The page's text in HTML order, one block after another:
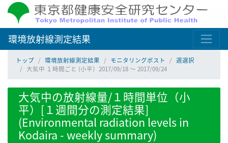
環境放射線測定結果
トップ 環境放射線測定結果 モニタリングポスト
週選択
大気中 １時間ごと (小平）2017/09/18 ～ 2017/09/24
大気中の放射線量/１時間単位（小
平）[１週間分の測定結果]
(Environmental radiation levels in
Kodaira - weekly summary)